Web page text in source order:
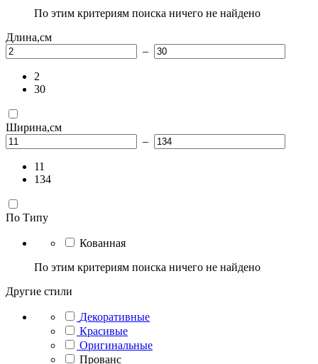
По этим критериям поиска ничего не найдено
Длина,см
–
2
30
Ширина,см
–
11
134
По Типу
Кованная
По этим критериям поиска ничего не найдено
Другие стили
Декоративные
Красивые
Оригинальные
Прованс